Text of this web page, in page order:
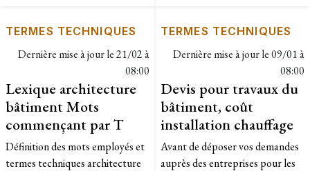
TERMES TECHNIQUES
Dernière mise à jour le21/02 à
08:00
Lexique architecture
bâtiment Mots
commençant par T
Définition des mots employés et
termes techniques architecture
TERMES TECHNIQUES
Dernière mise à jour le09/01 à
08:00
Devis pour travaux du
bâtiment, coût
installation chauffage
Avant de déposer vos demandes
auprès des entreprises pour les